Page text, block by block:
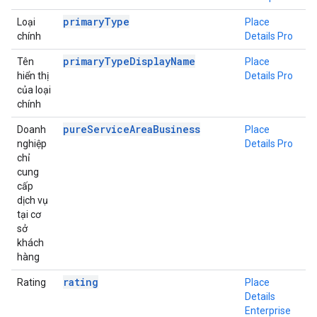
Loại
chính
primaryType
Place
Details Pro
Tên
hiển thị
của loại
chính
primaryTypeDisplayName
Place
Details Pro
Doanh
nghiệp
chỉ
cung
cấp
dịch vụ
tại cơ
sở
khách
hàng
pureServiceAreaBusiness
Place
Details Pro
Rating rating
Place
Details
Enterprise